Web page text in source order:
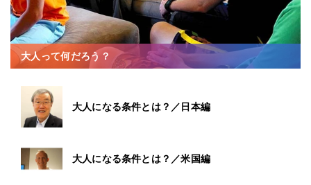
大人って何だろう？
大人になる条件とは？／日本編
大人になる条件とは？／米国編